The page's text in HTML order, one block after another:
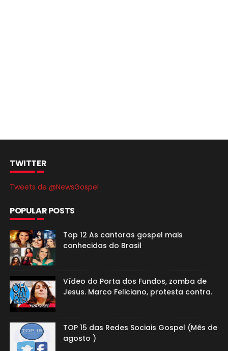
TWITTER
Tweets de @NewsGospel
POPULAR POSTS
Top 12 As cantoras gospel mais
conhecidas do Brasil
Vídeo do Porta dos Fundos, zomba de
Jesus. Marco Feliciano, protesta contra.
TOP 15 das Redes Sociais Gospel (Mês de
agosto )